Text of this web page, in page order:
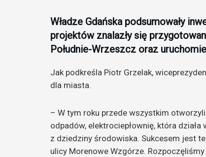
Władze Gdańska podsumowały
projektów znalazły się
Południe-Wrzeszcz oraz
Jak podkreśla Piotr Grzelak,
dla miasta.
– W tym roku przede wszystkim
odpadów, elektrociepłownię, która
z dziedziny środowiska. Sukcesem jest
ulicy Morenowe Wzgórze.